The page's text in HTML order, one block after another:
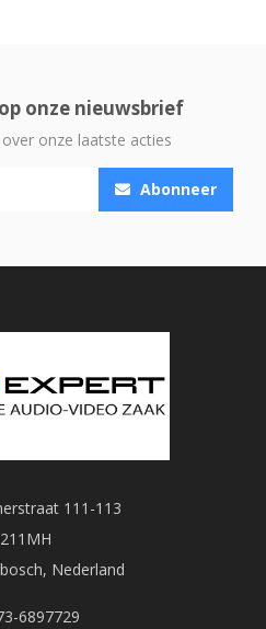
onze nieuwsbrief
onze laatste acties
Abonneer
111-113
Nederland
6897729